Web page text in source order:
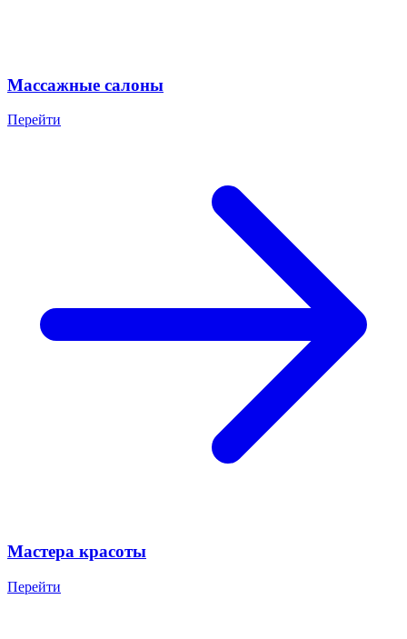
Массажные салоны
Перейти
Мастера красоты
Перейти